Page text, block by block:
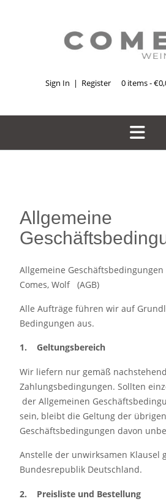
Sign In | Register 0 items -
Allgemeine
Allgemeine
Comes, Wolf (AGB)
Alle Aufträge führen wir auf
Bedingungen aus.
1. Geltungsbereich
Wir liefern nur gemäß
Zahlungsbedingungen. Sollten
der Allgemeinen
sein, bleibt die Geltung der übrigen
Geschäftsbedingungen davon
Anstelle der unwirksamen Klausel
Bundesrepublik Deutschland.
2. Preisliste und Bestellung